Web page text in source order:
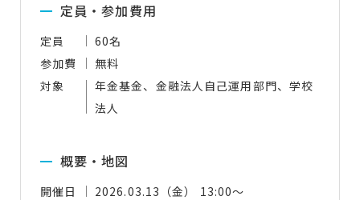
定員・参加費用
定員
60名
参加費
無料
対象
年金基金、金融法人自己運用部門、学校
法人
概要・地図
開催日
2026.03.13（金） 13:00～